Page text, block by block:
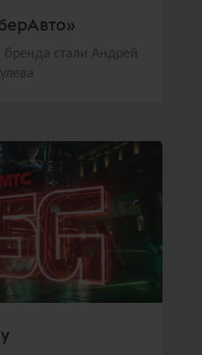
бренда стали Андрей